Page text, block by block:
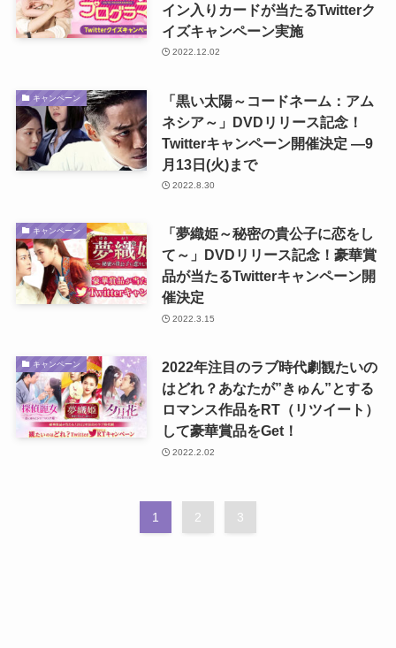
イン入りカードが当たるTwitterク
イズキャンペーン実施
2022.12.02
キャンペーン
「黒い太陽～コードネーム：アム
ネシア～」DVDリリース記念！
Twitterキャンペーン開催決定 ―9
月13日(火)まで
2022.8.30
キャンペーン
「夢織姫～秘密の貴公子に恋をし
て～」DVDリリース記念！豪華賞
品が当たるTwitterキャンペーン開
催決定
2022.3.15
キャンペーン
2022年注目のラブ時代劇観たいの
はどれ？あなたが”きゅん”とする
ロマンス作品をRT（リツイート）
して豪華賞品をGet！
2022.2.02
1 2 3